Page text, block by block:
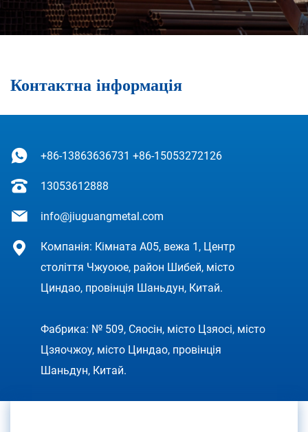
Контактна інформація
+86-13863636731 +86-15053272126
13053612888
info@jiuguangmetal.com
Компанія: Кімната A05, вежа 1, Центр
століття Чжуоюе, район Шибей, місто
Циндао, провінція Шаньдун, Китай.
Фабрика: № 509, Сяосін, місто Цзяосі, місто
Цзяочжоу, місто Циндао, провінція
Шаньдун, Китай.